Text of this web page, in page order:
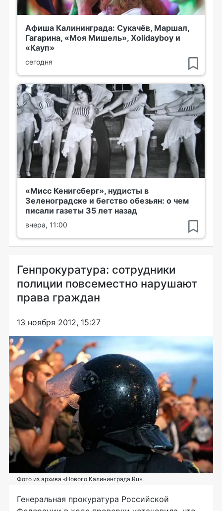
Афиша Калининграда: Сукачёв, Маршал,
Гагарина, «Моя Мишель», Xolidayboy и
«Кауп»
сегодня
«Мисс Кенигсберг», нудисты в
Зеленоградске и бегство обезьян: о чем
писали газеты 35 лет назад
вчера, 11:00
Генпрокуратура: сотрудники
полиции повсеместно нарушают
права граждан
13 ноября 2012, 15:27
Фото из архива «Нового Калининграда.Ru».
Генеральная прокуратура Российской